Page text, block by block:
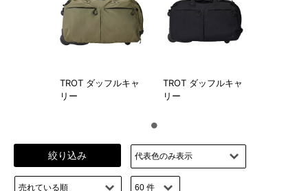
TROT ダッフルキャ
リー
TROT ダッフルキャ
リー
絞り込み